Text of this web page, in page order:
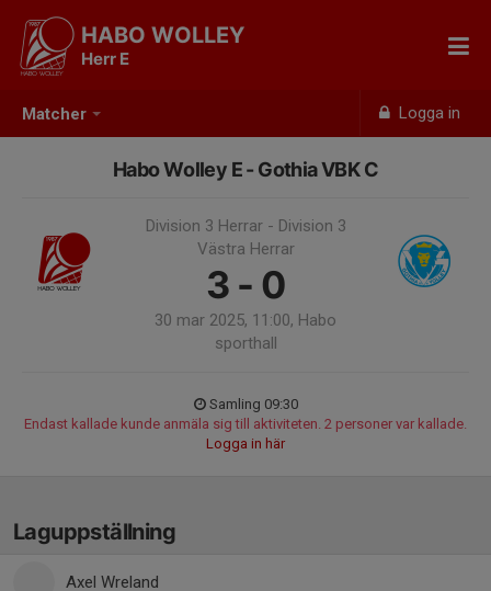
Matcher Logga in
HABO WOLLEY
Herr E
Habo Wolley E - Gothia VBK C
Division 3 Herrar - Division 3
Västra Herrar
3 - 0
30 mar 2025, 11:00, Habo
sporthall
Samling 09:30
Endast kallade kunde anmäla sig till aktiviteten. 2 personer var kallade.
Logga in här
Laguppställning
Axel Wreland